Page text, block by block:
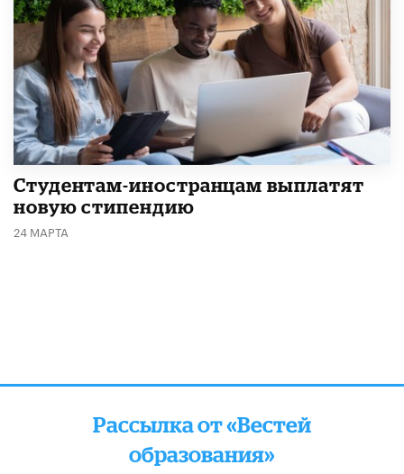
Студентам-иностранцам выплатят
новую стипендию
24 МАРТА
Рассылка от «Вестей
образования»